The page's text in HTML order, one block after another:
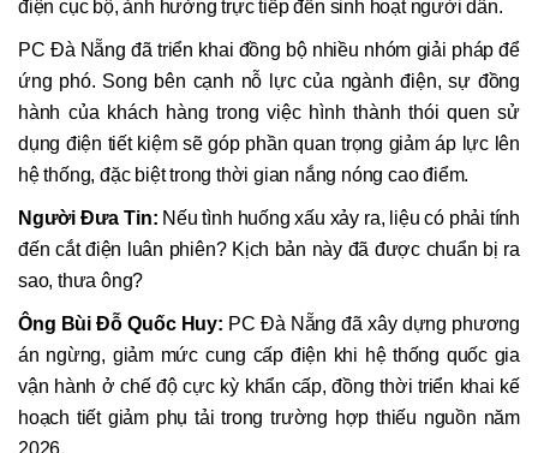
điện cục bộ, ảnh hưởng trực tiếp đến sinh hoạt người dân.
PC Đà Nẵng đã triển khai đồng bộ nhiều nhóm giải pháp để
ứng phó. Song bên cạnh nỗ lực của ngành điện, sự đồng
hành của khách hàng trong việc hình thành thói quen sử
dụng điện tiết kiệm sẽ góp phần quan trọng giảm áp lực lên
hệ thống, đặc biệt trong thời gian nắng nóng cao điểm.
Người Đưa Tin: Nếu tình huống xấu xảy ra, liệu có phải tính
đến cắt điện luân phiên? Kịch bản này đã được chuẩn bị ra
sao, thưa ông?
Ông Bùi Đỗ Quốc Huy: PC Đà Nẵng đã xây dựng phương
án ngừng, giảm mức cung cấp điện khi hệ thống quốc gia
vận hành ở chế độ cực kỳ khẩn cấp, đồng thời triển khai kế
hoạch tiết giảm phụ tải trong trường hợp thiếu nguồn năm
2026.